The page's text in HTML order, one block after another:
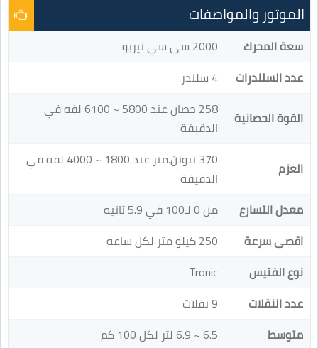
الموتور والمواصفات
سعة المحرك
2000 سي سي تيربو
عدد السلندرات
4 سلندر
القوة الحصانية
258 حصان عند 5800 ~ 6100 لفه في
الدقيقة
العزم
370 نيوتن.متر عند 1800 ~ 4000 لفه في
الدقيقة
معدل التسارع
من 0 لـ100 في 5.9 ثانيه
اقصى سرعة
250 كيلو متر لكل ساعه
نوع الفتيس
Tronic
عدد النقلات
9 نقلات
متوسط
6.5 ~ 6.9 لتر لكل 100 كم